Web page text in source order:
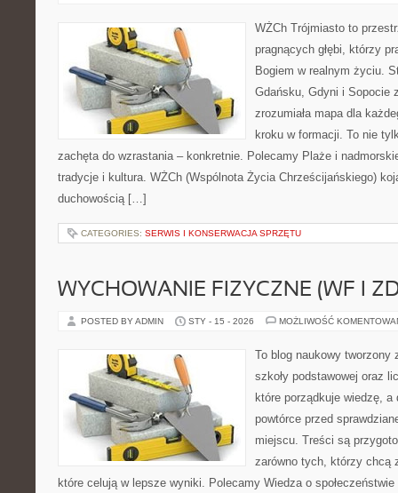
WŻCh Trójmiasto to
pragnących głębi, którzy
Bogiem w realnym życiu.
Gdańsku, Gdyni i Sopocie
zrozumiała mapa dla
kroku w formacji. To nie
zachęta do wzrastania – konkretnie. Polecamy Plaże i
tradycje i kultura. WŻCh (Wspólnota Życia Chrześcijańskiego)
duchowością […]
CATEGORIES: SERWIS I KONSERWACJA SPRZĘTU
WYCHOWANIE FIZYCZNE (WF I
POSTED BY ADMIN STY - 15 - 2026 MOŻLIWOŚĆ
To blog naukowy tworzony
szkoły podstawowej oraz
które porządkuje wiedzę,
powtórce przed
miejscu. Treści są
zarówno tych, którzy chcą
które celują w lepsze wyniki. Polecamy Wiedza o